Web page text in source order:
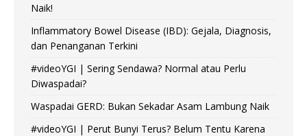
Naik!
Inflammatory Bowel Disease (IBD): Gejala, Diagnosis,
dan Penanganan Terkini
#videoYGI | Sering Sendawa? Normal atau Perlu
Diwaspadai?
Waspadai GERD: Bukan Sekadar Asam Lambung Naik
#videoYGI | Perut Bunyi Terus? Belum Tentu Karena